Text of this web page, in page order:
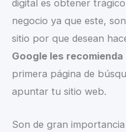
digital es obtener
negocio ya que este,
sitio por que desean
Google les recomienda
primera página de
apuntar tu sitio web.
Son de gran